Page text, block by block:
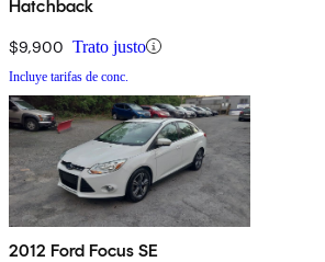
Hatchback
$9,900 Trato justo
Incluye tarifas de conc.
2012 Ford Focus SE